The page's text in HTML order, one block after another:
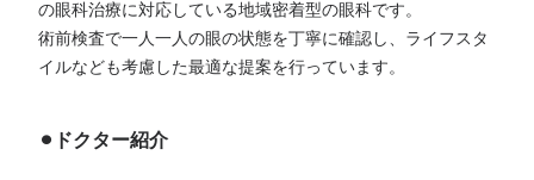
の眼科治療に対応している地域密着型の眼科です。
術前検査で一人一人の眼の状態を丁寧に確認し、ライフスタ
イルなども考慮した最適な提案を行っています。
⚫︎ドクター紹介